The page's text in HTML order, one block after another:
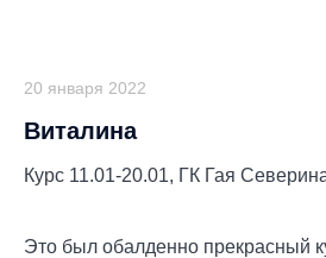
20 января 2022
Виталина
Курс 11.01-20.01, ГК Гая
Это был обалденно прекрасный